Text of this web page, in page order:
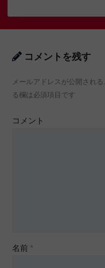
コメントを残す
メールアドレスが公開される
る欄は必須項目です
コメント
名前 *